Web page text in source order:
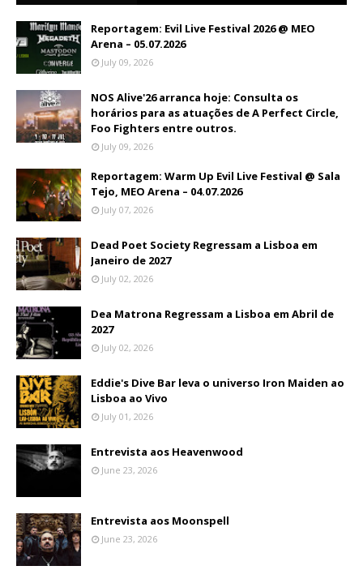
Reportagem: Evil Live Festival 2026 @ MEO
Arena – 05.07.2026
July 09, 2026
NOS Alive'26 arranca hoje: Consulta os
horários para as atuações de A Perfect Circle,
Foo Fighters entre outros.
July 09, 2026
Reportagem: Warm Up Evil Live Festival @ Sala
Tejo, MEO Arena – 04.07.2026
July 07, 2026
Dead Poet Society Regressam a Lisboa em
Janeiro de 2027
July 02, 2026
Dea Matrona Regressam a Lisboa em Abril de
2027
July 02, 2026
Eddie's Dive Bar leva o universo Iron Maiden ao
Lisboa ao Vivo
July 01, 2026
Entrevista aos Heavenwood
June 23, 2026
Entrevista aos Moonspell
June 23, 2026